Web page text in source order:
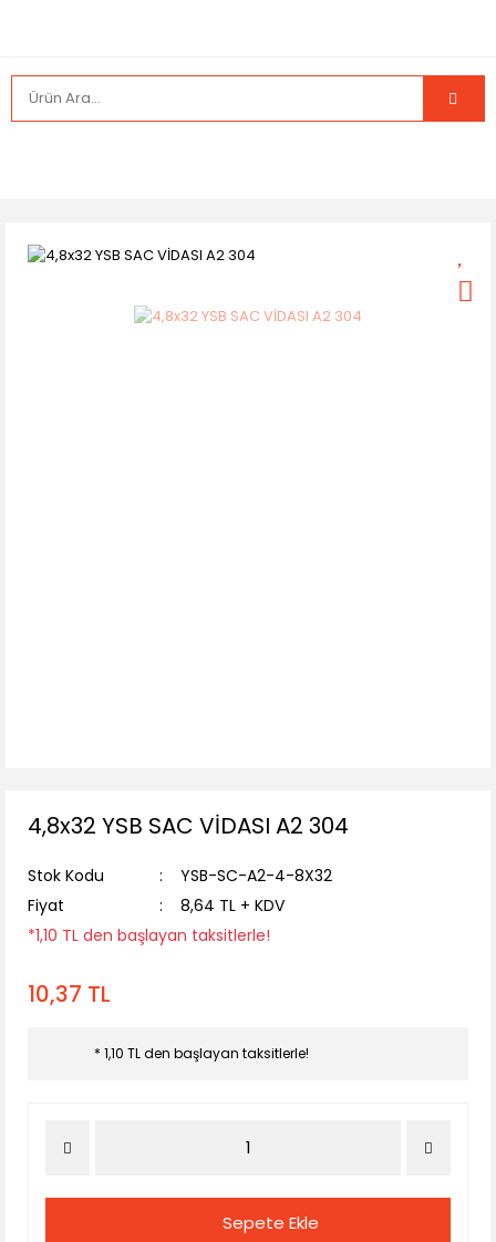
4,8x32 YSB SAC VİDASI A2 304
Stok Kodu
YSB-SC-A2-4-8X32
Fiyat
8,64 TL + KDV
*1,10 TL den başlayan taksitlerle!
10,37 TL
* 1,10 TL den başlayan taksitlerle!
Sepete Ekle